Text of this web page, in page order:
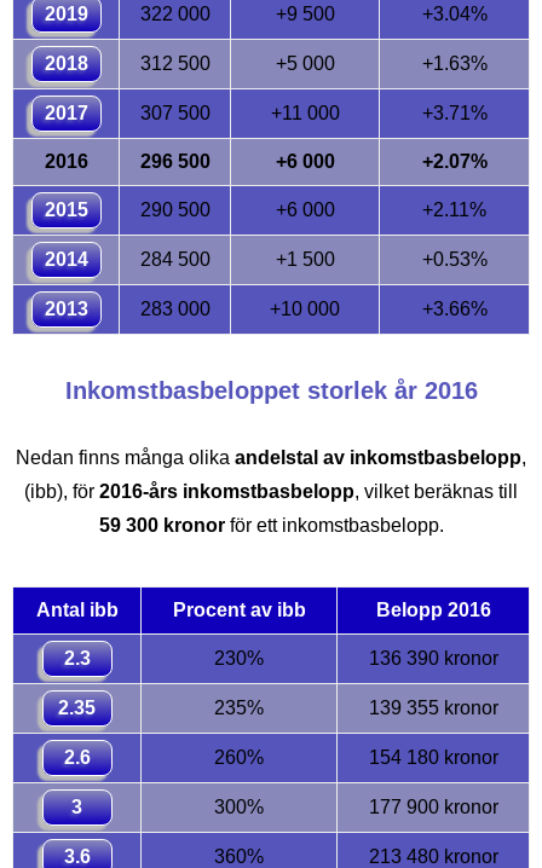
2019 322 000 +9 500 +3.04%
2018 312 500 +5 000 +1.63%
2017 307 500 +11 000 +3.71%
2016 296 500 +6 000 +2.07%
2015 290 500 +6 000 +2.11%
2014 284 500 +1 500 +0.53%
2013 283 000 +10 000 +3.66%
Inkomstbasbeloppet storlek år 2016
Nedan finns många olika andelstal av inkomstbasbelopp,
(ibb), för 2016-års inkomstbasbelopp, vilket beräknas till
59 300 kronorför ett inkomstbasbelopp.
Antal ibb Procent av ibb Belopp 2016
2.3 230% 136 390 kronor
2.35 235% 139 355 kronor
2.6 260% 154 180 kronor
3 300% 177 900 kronor
3.6 360% 213 480 kronor